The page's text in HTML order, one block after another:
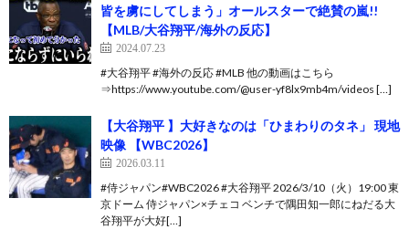
皆を虜にしてしまう」オールスターで絶賛の嵐!!
【MLB/大谷翔平/海外の反応】
2024.07.23
#大谷翔平 #海外の反応 #MLB 他の動画はこちら
⇒https://www.youtube.com/@user-yf8lx9mb4m/videos […]
【大谷翔平 】大好きなのは「ひまわりのタネ」 現地
映像 【WBC2026】
2026.03.11
#侍ジャパン#WBC2026 #大谷翔平 2026/3/10（火）19:00 東
京ドーム 侍ジャパン×チェコ ベンチで隅田知一郎にねだる大
谷翔平が大好[…]